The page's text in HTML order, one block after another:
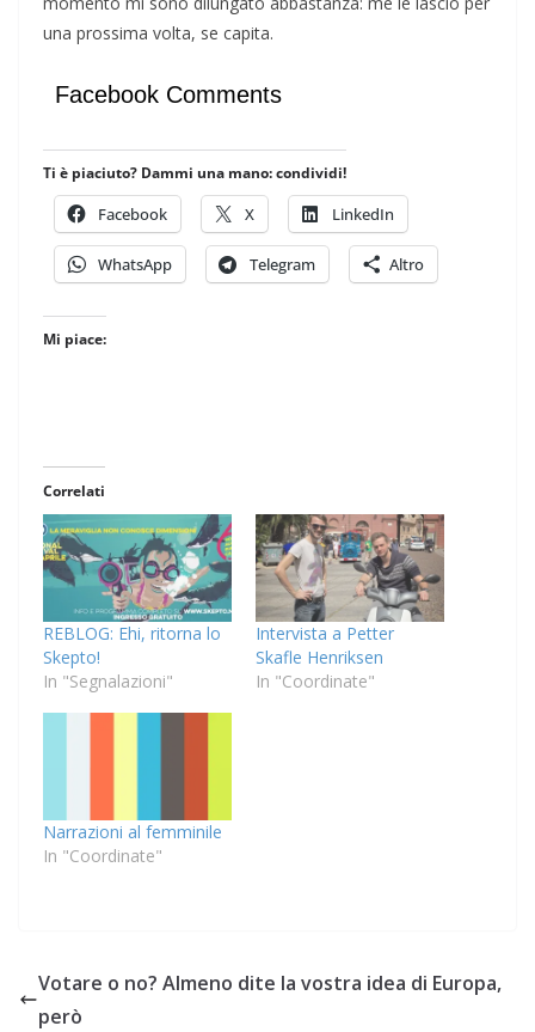
una prossima volta, se capita.
Facebook Comments
Ti è piaciuto? Dammi una mano: condividi!
Facebook X LinkedIn
WhatsApp Telegram Altro
Mi piace:
Correlati
REBLOG: Ehi, ritorna lo
Skepto!
In "Segnalazioni"
Intervista a Petter
Skafle Henriksen
In "Coordinate"
Narrazioni al femminile
In "Coordinate"
Votare o no? Almeno dite la vostra idea di Europa,
però